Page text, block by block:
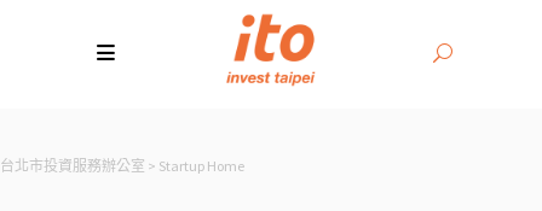
台北市投資服務辦公室 > Startup Home